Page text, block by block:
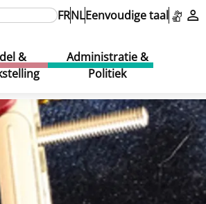
FRNLEenvoudige taal
&
Administratie &
Politiek